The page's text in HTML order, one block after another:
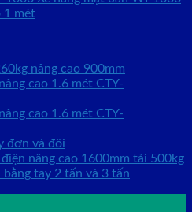
1 mét
nâng cao 900mm
cao 1.6 mét CTY-
cao 1.6 mét CTY-
đơn và đôi
nâng cao 1600mm tải 500kg
tay 2 tấn và 3 tấn